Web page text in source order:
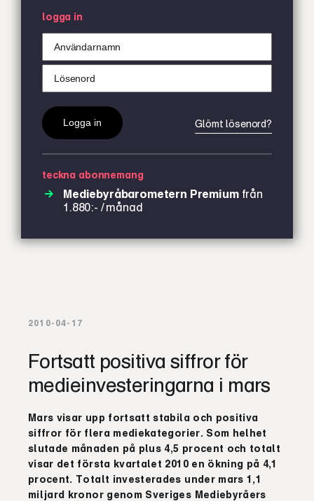
logga in
Glömt lösenord?
teckna abonnemang
Mediebyråbarometern Premiumfrån
1.880:- / månad
2010-04-17
Fortsatt positiva siffror för
medieinvesteringarna i mars
Mars visar upp fortsatt stabila och positiva
siffror för flera mediekategorier. Som helhet
slutade månaden på plus 4,5 procent och totalt
visar det första kvartalet 2010 en ökning på 4,1
procent. Totalt investerades under mars 1,1
miljard kronor genom Sveriges Mediebyråers